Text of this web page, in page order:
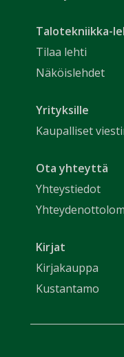
Talotekniikka-
Tilaa lehti
Näköislehdet
Yrityksille
Kaupalliset
Ota yhteyttä
Yhteystiedot
Kirjat
Kirjakauppa
Kustantamo